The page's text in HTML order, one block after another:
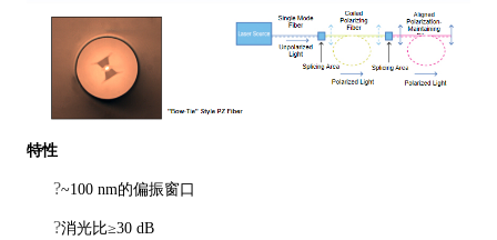
特性
?~100 nm的偏振窗口
?消光比≥30 dB